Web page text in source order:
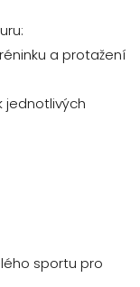
a protažení
jednotlivých
sportu pro